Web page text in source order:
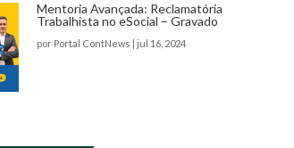
Mentoria Avançada: Reclamatória
Trabalhista no eSocial – Gravado
por Portal ContNews jul 16, 2024